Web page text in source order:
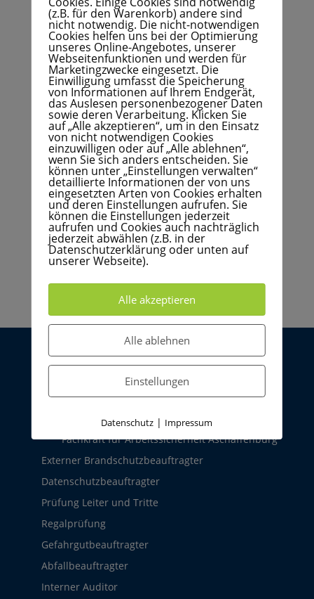
Suchen
Neuste Beiträge
Beinaheunfälle – aus Fehlern lernen, bevor etwas
passiert
☀️ Gesund arbeiten im Sommer
Gute Arbeitsbedingungen sind der Schlüssel für
gesunde und stabile Teams
Arbeits- und Gesundheitsschutz – gut vorbereitet für
Behördenbegehungen
Pflichtenübertragung im Arbeitsschutz –
Orientierung geben, Sicherheit schaffen
Leistungen
Externe Fachkraft für Arbeitssicherheit für
Frankfurt
Fachkraft für Arbeitssicherheit Aschaffenburg
Externer Brandschutzbeauftragter
Datenschutzbeauftragter
Prüfung Leiter und Tritte
Regalprüfung
Gefahrgutbeauftragter
Abfallbeauftragter
Interner Auditor
(z.B. für den Warenkorb) andere sind
nicht notwendig. Die nicht-notwendigen
Cookies helfen uns bei der Optimierung
unseres Online-Angebotes, unserer
Webseitenfunktionen und werden für
Marketingzwecke eingesetzt. Die
Einwilligung umfasst die Speicherung
von Informationen auf Ihrem Endgerät,
das Auslesen personenbezogener Daten
sowie deren Verarbeitung. Klicken Sie
auf „Alle akzeptieren“, um in den Einsatz
von nicht notwendigen Cookies
einzuwilligen oder auf „Alle ablehnen“,
wenn Sie sich anders entscheiden. Sie
können unter „Einstellungen verwalten“
detaillierte Informationen der von uns
eingesetzten Arten von Cookies erhalten
und deren Einstellungen aufrufen. Sie
können die Einstellungen jederzeit
aufrufen und Cookies auch nachträglich
jederzeit abwählen (z.B. in der
Datenschutzerklärung oder unten auf
unserer Webseite).
Alle akzeptieren
Alle ablehnen
Einstellungen
Datenschutz | Impressum